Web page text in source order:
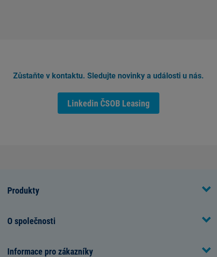
Zůstaňte v kontaktu. Sledujte novinky a události u nás.
Linkedin ČSOB Leasing
Produkty
O společnosti
Informace pro zákazníky